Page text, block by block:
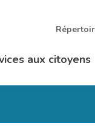
aux citoyens
Fermer le